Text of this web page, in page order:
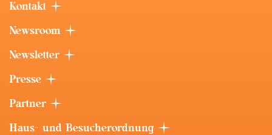
Kontakt
Newsroom
Newsletter
Presse
Partner
Haus- und Besucherordnung